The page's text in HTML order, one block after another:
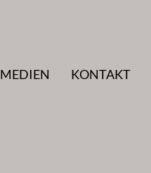
MEDIEN KONTAKT